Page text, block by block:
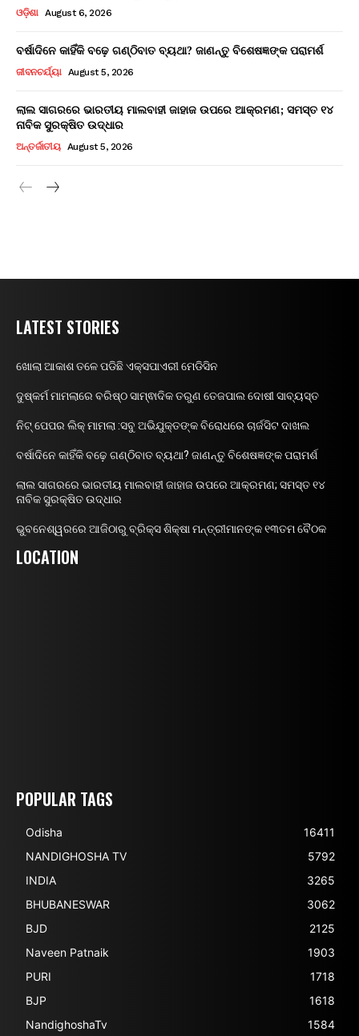
ଓଡ଼ିଶା August 6, 2026
ବର୍ଷାଦିନେ କାହିଁକି ବଢ଼େ ଗଣ୍ଠିବାତ ବ୍ୟଥା? ଜାଣନ୍ତୁ ବିଶେଷଜ୍ଞଙ୍କ ପରାମର୍ଶ
ଜୀବନଚର୍ଯ୍ୟା August 5, 2026
ଲାଲ ସାଗରରେ ଭାରତୀୟ ମାଲବାହୀ ଜାହାଜ ଉପରେ ଆକ୍ରମଣ; ସମସ୍ତ ୧୪
ନାବିକ ସୁରକ୍ଷିତ ଉଦ୍ଧାର
ଅନ୍ତର୍ଜାତୀୟ August 5, 2026
LATEST STORIES
ଖୋଲା ଆକାଶ ତଳେ ପଡିଛି ଏକ୍ସପାଏରୀ ମେଡିସିନ
ଦୁଷ୍କର୍ମ ମାମଲାରେ ବରିଷ୍ଠ ସାମ୍ଵାଦିକ ତରୁଣ ତେଜପାଲ ଦୋଷୀ ସାବ୍ୟସ୍ତ
ନିଟ୍ ପେପର ଲିକ୍ ମାମଲା :ସବୁ ଅଭିଯୁକ୍ତଙ୍କ ବିରୋଧରେ ଚାର୍ଜସିଟ ଦାଖଲ
ବର୍ଷାଦିନେ କାହିଁକି ବଢ଼େ ଗଣ୍ଠିବାତ ବ୍ୟଥା? ଜାଣନ୍ତୁ ବିଶେଷଜ୍ଞଙ୍କ ପରାମର୍ଶ
ଲାଲ ସାଗରରେ ଭାରତୀୟ ମାଲବାହୀ ଜାହାଜ ଉପରେ ଆକ୍ରମଣ; ସମସ୍ତ ୧୪
ନାବିକ ସୁରକ୍ଷିତ ଉଦ୍ଧାର
ଭୁବନେଶ୍ୱରରେ ଆଜିଠାରୁ ବ୍ରିକ୍ସ ଶିକ୍ଷା ମନ୍ତ୍ରୀମାନଙ୍କ ୧୩ତମ ବୈଠକ
LOCATION
POPULAR TAGS
Odisha
16411
NANDIGHOSHA TV
5792
INDIA
3265
BHUBANESWAR
3062
BJD
2125
Naveen Patnaik
1903
PURI
1718
BJP
1618
NandighoshaTv
1584